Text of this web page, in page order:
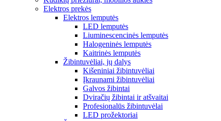
Elektros prekės
Elektros lemputės
LED lemputės
Liuminescencinės lemputės
Halogeninės lemputės
Kaitrinės lemputės
Žibintuvėliai, jų dalys
Kišeniniai žibintuvėliai
Įkraunami žibintuvėliai
Galvos žibintai
Dviračių žibintai ir atšvaitai
Profesionalūs žibintuvėlai
LED prožektoriai